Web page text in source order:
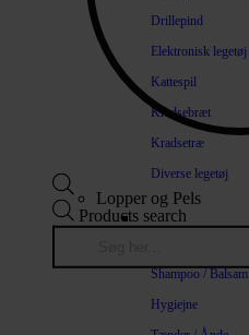
Drillepind
Elektronisk legetøj
Kattespil
Kradsebræt
Kradsetræ
Diverse legetøj
Lopper og Pels
Shampoo / Balsam
Hygiejne
Products search